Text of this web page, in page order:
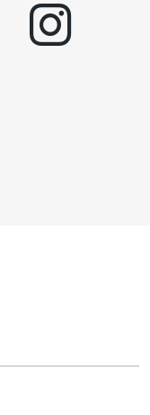
instagram